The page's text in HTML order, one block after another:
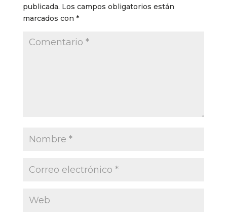
publicada. Los campos obligatorios están
marcados con *